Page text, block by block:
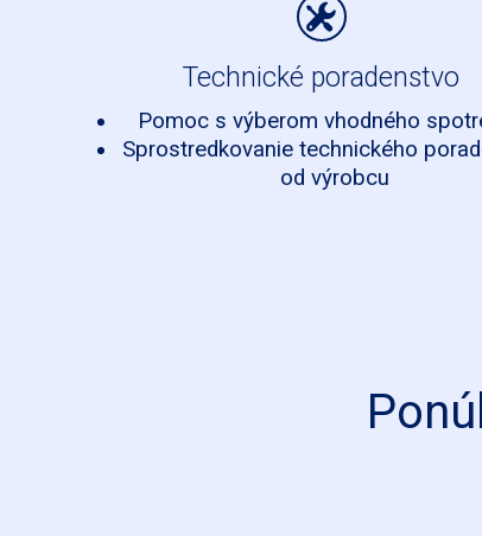
Technické poradenstvo
Pomoc s výberom vhodného
Sprostredkovanie technického
od výrobcu